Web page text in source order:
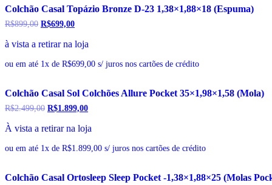
Colchão Casal Topázio Bronze D-23 1,38×1,88×18 (Espuma)
R$899,00 O
original
R$899,00.
R$699,00
atual
R$699,00.
à vista a retirar na loja
ou em até 1x de R$699,00 s/ juros nos cartões de crédito
Colchão Casal Sol Colchões Allure Pocket 35×1,98×1,58 (Mola)
R$2.499,00 O
original
R$2.499,00.
R$1.899,00
atual
R$1.899,00.
À vista a retirar na loja
ou em até 1x de R$1.899,00 s/ juros nos cartões de crédito
Colchão Casal Ortosleep Sleep Pocket -1,38×1,88×25 (Molas